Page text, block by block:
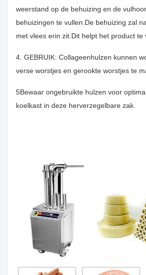
weerstand op de behuizing en de
behuizingen te vullen.De behuizing zal
met vlees erin zit.Dit helpt het product te
4. GEBRUIK: Collageenhulzen kunnen
verse worstjes en gerookte worstjes te
5Bewaar ongebruikte hulzen voor
koelkast in deze herverzegelbare zak.